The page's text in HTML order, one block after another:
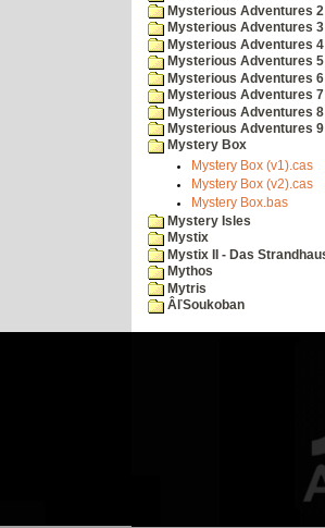
Mysterious Adventures
Mysterious Adventures
Mysterious Adventures
Mysterious Adventures
Mysterious Adventures
Mysterious Adventures
Mysterious Adventures
Mysterious Adventures
Mystery Box
Mystery Box (v1).cas
Mystery Box (v2).cas
Mystery Box.bas
Mystery Isles
Mystix
Mystix II - Das
Mythos
Mytris
ÂľSoukoban